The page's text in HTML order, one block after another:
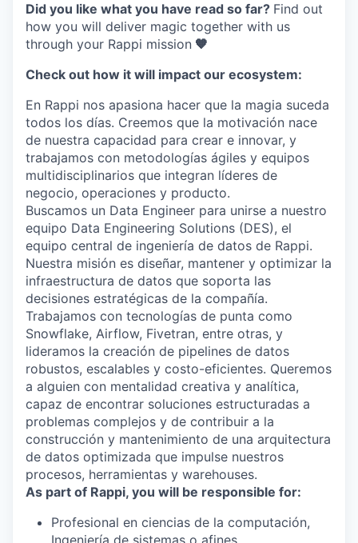
Did you like what you have read so far? Find out
how you will deliver magic together with us
through your Rappi mission 🧡
Check out how it will impact our ecosystem:
En Rappi nos apasiona hacer que la magia suceda
todos los días. Creemos que la motivación nace
de nuestra capacidad para crear e innovar, y
trabajamos con metodologías ágiles y equipos
multidisciplinarios que integran líderes de
negocio, operaciones y producto.
Buscamos un Data Engineer para unirse a nuestro
equipo Data Engineering Solutions (DES), el
equipo central de ingeniería de datos de Rappi.
Nuestra misión es diseñar, mantener y optimizar la
infraestructura de datos que soporta las
decisiones estratégicas de la compañía.
Trabajamos con tecnologías de punta como
Snowflake, Airflow, Fivetran, entre otras, y
lideramos la creación de pipelines de datos
robustos, escalables y costo-eficientes. Queremos
a alguien con mentalidad creativa y analítica,
capaz de encontrar soluciones estructuradas a
problemas complejos y de contribuir a la
construcción y mantenimiento de una arquitectura
de datos optimizada que impulse nuestros
procesos, herramientas y warehouses.
As part of Rappi, you will be responsible for:
Profesional en ciencias de la computación,
Ingeniería de sistemas o afines.